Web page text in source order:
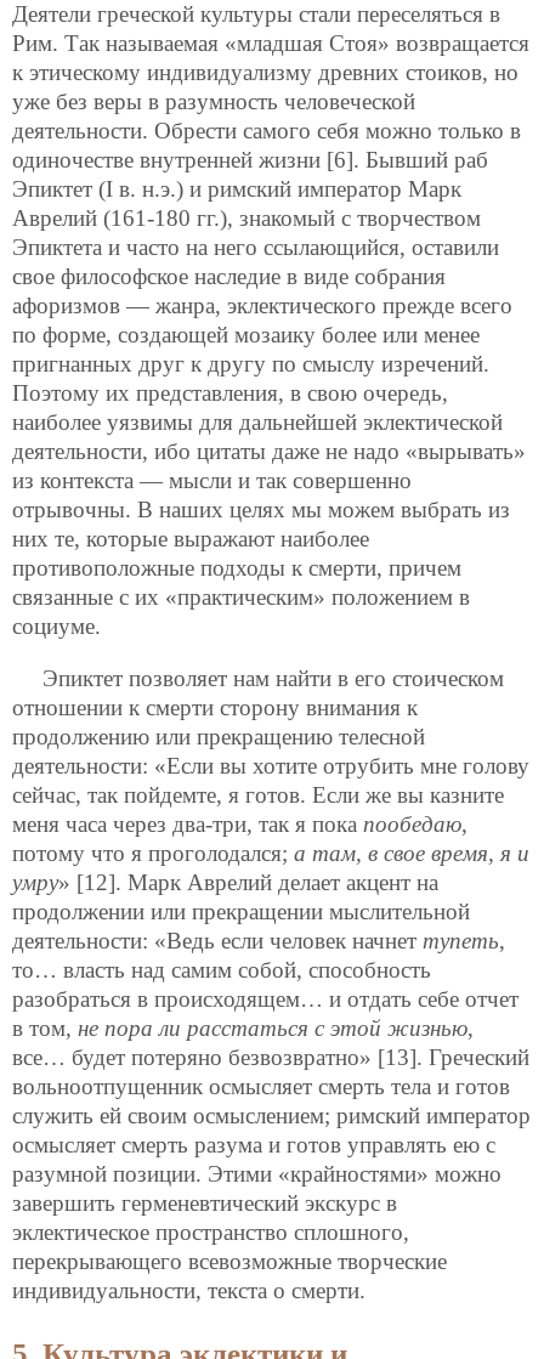
Деятели греческой культуры стали переселяться в
Рим. Так называемая «младшая Стоя» возвращается
к этическому индивидуализму древних стоиков, но
уже без веры в разумность человеческой
деятельности. Обрести самого себя можно только в
одиночестве внутренней жизни [6]. Бывший раб
Эпиктет (I в. н.э.) и римский император Марк
Аврелий (161-180 гг.), знакомый с творчеством
Эпиктета и часто на него ссылающийся, оставили
свое философское наследие в виде собрания
афоризмов — жанра, эклектического прежде всего
по форме, создающей мозаику более или менее
пригнанных друг к другу по смыслу изречений.
Поэтому их представления, в свою очередь,
наиболее уязвимы для дальнейшей эклектической
деятельности, ибо цитаты даже не надо «вырывать»
из контекста — мысли и так совершенно
отрывочны. В наших целях мы можем выбрать из
них те, которые выражают наиболее
противоположные подходы к смерти, причем
связанные с их «практическим» положением в
социуме.
Эпиктет позволяет нам найти в его стоическом
отношении к смерти сторону внимания к
продолжению или прекращению телесной
деятельности: «Если вы хотите отрубить мне голову
сейчас, так пойдемте, я готов. Если же вы казните
меня часа через два-три, так я пока пообедаю,
потому что я проголодался; а там, в свое время, я и
умру» [12]. Марк Аврелий делает акцент на
продолжении или прекращении мыслительной
деятельности: «Ведь если человек начнет тупеть,
то… власть над самим собой, способность
разобраться в происходящем… и отдать себе отчет
в том, не пора ли расстаться с этой жизнью,
все… будет потеряно безвозвратно» [13]. Греческий
вольноотпущенник осмысляет смерть тела и готов
служить ей своим осмыслением; римский император
осмысляет смерть разума и готов управлять ею с
разумной позиции. Этими «крайностями» можно
завершить герменевтический экскурс в
эклектическое пространство сплошного,
перекрывающего всевозможные творческие
индивидуальности, текста о смерти.